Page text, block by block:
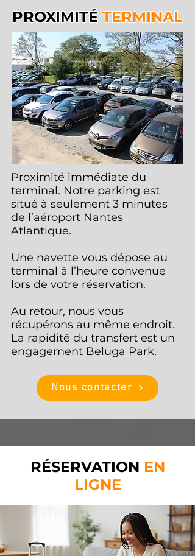
PROXIMITÉ TERMINAL
Proximité immédiate du
terminal. Notre parking est
situé à seulement 3 minutes
de l’aéroport Nantes
Atlantique.
Une navette vous dépose au
terminal à l’heure convenue
lors de votre réservation.
Au retour, nous vous
récupérons au même endroit.
La rapidité du transfert est un
engagement Beluga Park.
Nous contacter
RÉSERVATION EN
LIGNE